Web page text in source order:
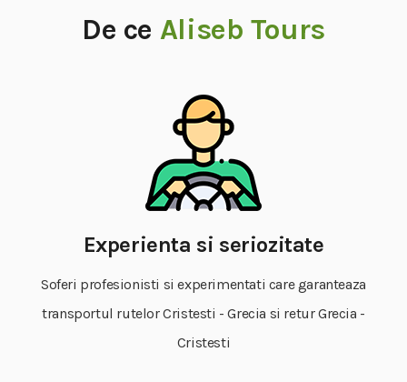
De ce Aliseb Tours
Experienta si seriozitate
Soferi profesionisti si experimentati care garanteaza
transportul rutelor Cristesti - Grecia si retur Grecia -
Cristesti